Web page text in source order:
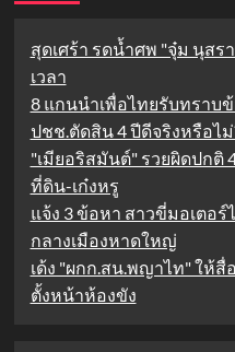
สุดเศร้า รดน้ำศพ "จุ๋ม นุส
เวลา
8 แกนนำเพื่อไทยรับทราบ
ปชช.ตัดสิน 4 ปีดีจริงหรือไม่
"เมียอริสมันต์" รวยผิดปกติ
ที่ดิน-เก๋งหรู
แจ้ง 3 ข้อหา สาวขี่มอเตอ
กลางเมืองหาดใหญ่
เด้ง "ผกก.สน.พญาไท" ให้
ตั้งหน้าห้องขัง